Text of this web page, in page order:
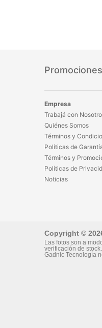
Empresa
Trabajá con
Quiénes Somos
Términos y
Políticas de
Términos y
Políticas de
Noticias
Copyright ©
Las fotos son a
verificación de stock.
Gadnic Tecnología